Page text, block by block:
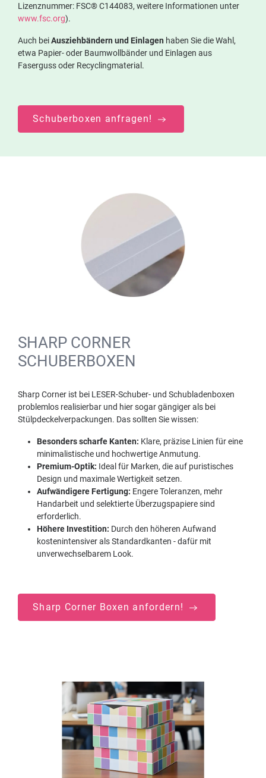
Lizenznummer: FSC® C144083, weitere Informationen unter
www.fsc.org).
Auch beiAusziehbändern und Einlagen haben Sie die Wahl,
etwa Papier- oder Baumwollbänder und Einlagen aus
Faserguss oder Recyclingmaterial.
Schuberboxen anfragen!
SHARP CORNER
SCHUBERBOXEN
Sharp Corner ist bei LESER-Schuber- und Schubladenboxen
problemlos realisierbar und hier sogar gängiger als bei
Stülpdeckelverpackungen. Das sollten Sie wissen:
Besonders scharfe Kanten: Klare, präzise Linien für eine
minimalistische und hochwertige Anmutung.
Premium-Optik: Ideal für Marken, die auf puristisches
Design und maximale Wertigkeit setzen.
Aufwändigere Fertigung: Engere Toleranzen, mehr
Handarbeit und selektierte Überzugspapiere sind
erforderlich.
Höhere Investition: Durch den höheren Aufwand
kostenintensiver als Standardkanten - dafür mit
unverwechselbarem Look.
Sharp Corner Boxen anfordern!